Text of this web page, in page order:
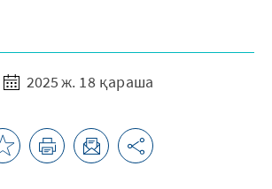
2025 ж. 18 қараша